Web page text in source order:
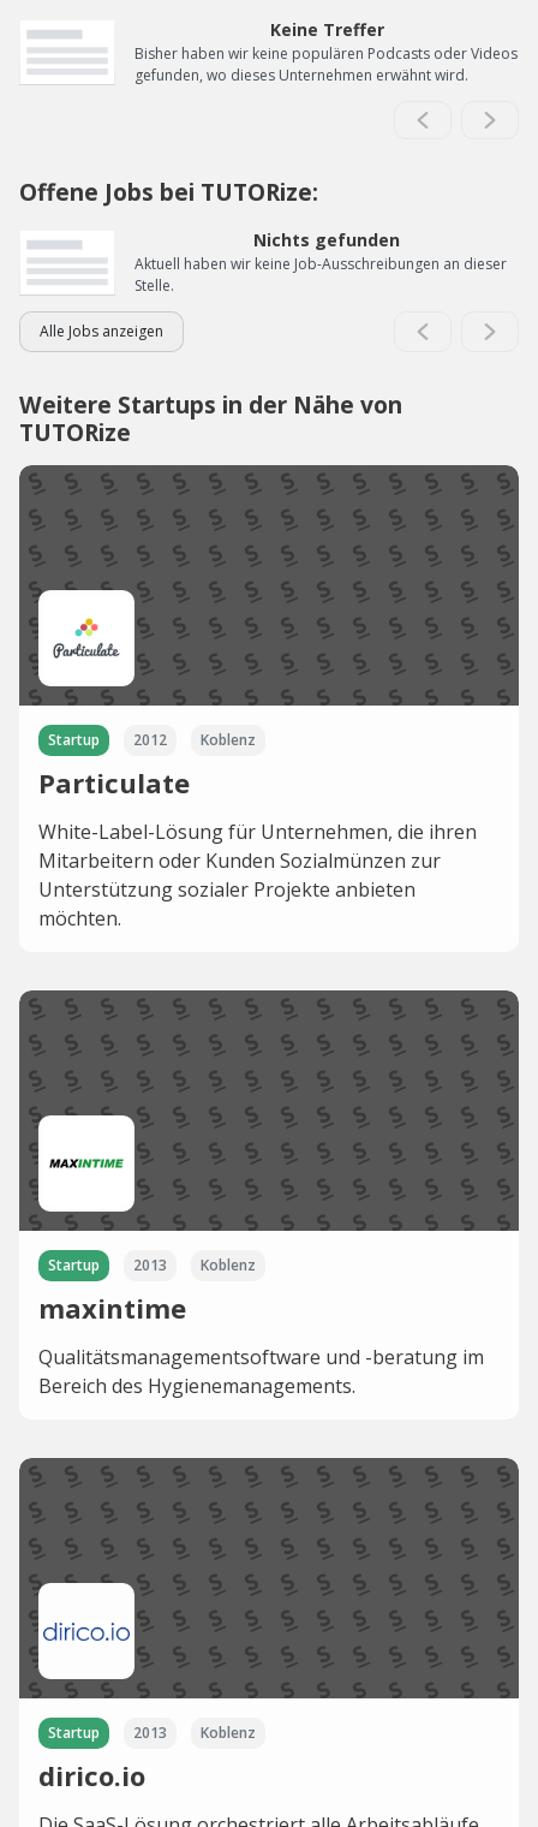
Keine Treffer
Bisher haben wir keine populären Podcasts oder Videos
gefunden, wo dieses Unternehmen erwähnt wird.
Offene Jobs bei TUTORize:
Nichts gefunden
Aktuell haben wir keine Job-Ausschreibungen an dieser
Stelle.
Alle Jobs anzeigen
Weitere Startups in der Nähe von
TUTORize
Startup 2012 Koblenz
Particulate
White-Label-Lösung für Unternehmen, die ihren
Mitarbeitern oder Kunden Sozialmünzen zur
Unterstützung sozialer Projekte anbieten
möchten.
Startup 2013 Koblenz
maxintime
Qualitätsmanagementsoftware und -beratung im
Bereich des Hygienemanagements.
Startup 2013 Koblenz
dirico.io